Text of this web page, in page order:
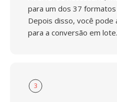
para um dos 37
Depois disso, você pode
para a conversão em lote.
3